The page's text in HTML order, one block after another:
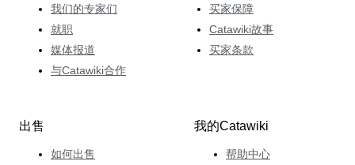
我们的专家们
就职
媒体报道
与Catawiki合作
买家保障
Catawiki故事
买家条款
出售
如何出售
我的Catawiki
帮助中心